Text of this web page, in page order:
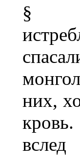
§
них,